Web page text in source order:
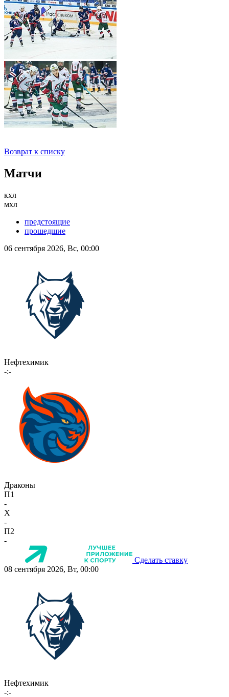
Возврат к списку
Матчи
кхл
мхл
предстоящие
прошедшие
06 сентября 2026, Вс, 00:00
Нефтехимик
-:-
Драконы
П1
-
X
-
П2
-
Сделать ставку
08 сентября 2026, Вт, 00:00
Нефтехимик
-:-